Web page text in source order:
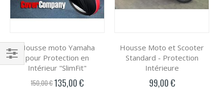
Housse moto Yamaha
pour Protection en
Intérieur "SlimFit"
150,00 € Prix
spécial
135,00 €
Housse Moto et Scooter
Standard - Protection
Intérieure
99,00 €
Filtrer